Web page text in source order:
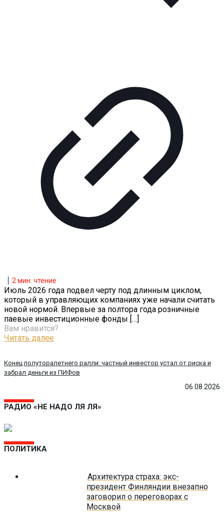
06.08.2026
Конец полуторалетнего ралли: частный инвестор устал от риска и
забрал деньги из ПИФов
2мин. чтение
Июль 2026 года подвел черту под длинным циклом,
который в управляющих компаниях уже начали считать
новой нормой. Впервые за полтора года розничные
паевые инвестиционные фонды […]
Вам нравится?
Читать далее
РАДИО «НЕ НАДО ЛЯ ЛЯ»
ПОЛИТИКА
Архитектура страха: экс-
президент Финляндии внезапно
заговорил о переговорах с
Москвой